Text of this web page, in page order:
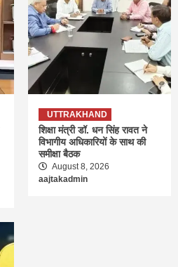
UTTRAKHAND
शिक्षा मंत्री डॉ. धन सिंह रावत ने
विभागीय अधिकारियों के साथ की
समीक्षा बैठक
August 8, 2026
aajtakadmin